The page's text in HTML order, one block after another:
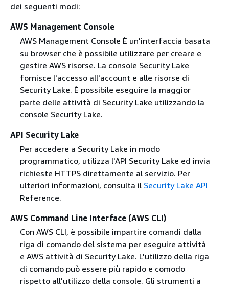
dei seguenti modi:
AWS Management Console
AWS Management Console È un'interfaccia basata
su browser che è possibile utilizzare per creare e
gestire AWS risorse. La console Security Lake
fornisce l'accesso all'account e alle risorse di
Security Lake. È possibile eseguire la maggior
parte delle attività di Security Lake utilizzando la
console Security Lake.
API Security Lake
Per accedere a Security Lake in modo
programmatico, utilizza l'API Security Lake ed invia
richieste HTTPS direttamente al servizio. Per
ulteriori informazioni, consulta il Security Lake API
Reference.
AWS Command Line Interface (AWS CLI)
Con AWS CLI, è possibile impartire comandi dalla
riga di comando del sistema per eseguire attività
e AWS attività di Security Lake. L'utilizzo della riga
di comando può essere più rapido e comodo
rispetto all'utilizzo della console. Gli strumenti a